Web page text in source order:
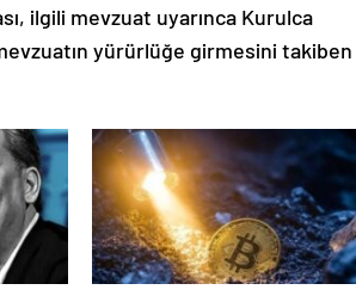
ilgili mevzuat uyarınca Kurulca
yürürlüğe girmesini takiben